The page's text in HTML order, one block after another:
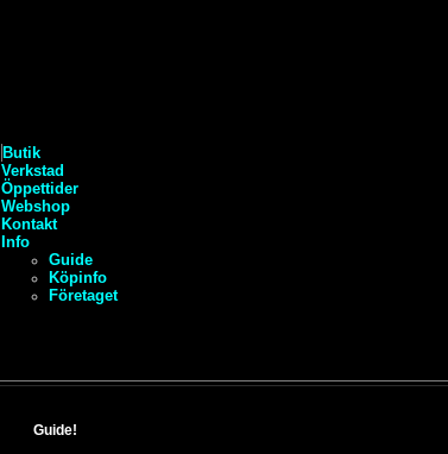
Butik
Verkstad
Öppettider
Webshop
Kontakt
Info
Guide
Köpinfo
Företaget
Guide!